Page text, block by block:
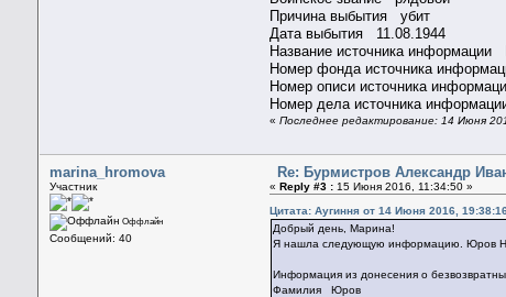
Причина выбытия убит
Дата выбытия 11.08.1944
Название источника
Номер фонда источника
Номер описи источника
Номер дела источника
«Последнее редактирование: 14 Июня
marina_hromova
Участник
Оффлайн
Сообщений: 40
Re: Бурмистров Александр
«Reply #3 : 15 Июня 2016, 11:34:50 »
Цитата: Аугиння от 14 Июня 2016, 19:38:16
Добрый день, Марина!
Я нашла следующую информацию. Юров Н.
Информация из донесения о
Фамилия Юров